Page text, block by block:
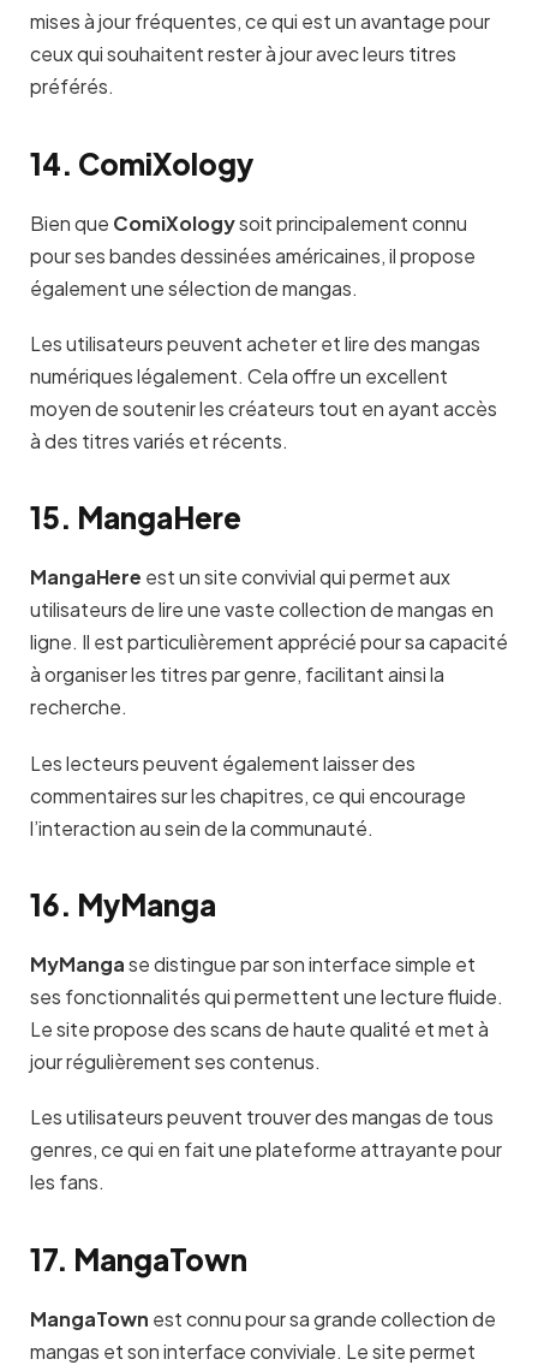
mises à jour fréquentes, ce qui est un avantage pour
ceux qui souhaitent rester à jour avec leurs titres
préférés.
14. ComiXology
Bien que ComiXologysoit principalement connu
pour ses bandes dessinées américaines, il propose
également une sélection de mangas.
Les utilisateurs peuvent acheter et lire des mangas
numériques légalement. Cela offre un excellent
moyen de soutenir les créateurs tout en ayant accès
à des titres variés et récents.
15. MangaHere
MangaHere est un site convivial qui permet aux
utilisateurs de lire une vaste collection de mangas en
ligne. Il est particulièrement apprécié pour sa capacité
à organiser les titres par genre, facilitant ainsi la
recherche.
Les lecteurs peuvent également laisser des
commentaires sur les chapitres, ce qui encourage
l’interaction au sein de la communauté.
16. MyManga
MyMangase distingue par son interface simple et
ses fonctionnalités qui permettent une lecture fluide.
Le site propose des scans de haute qualité et met à
jour régulièrement ses contenus.
Les utilisateurs peuvent trouver des mangas de tous
genres, ce qui en fait une plateforme attrayante pour
les fans.
17. MangaTown
MangaTown est connu pour sa grande collection de
mangas et son interface conviviale. Le site permet